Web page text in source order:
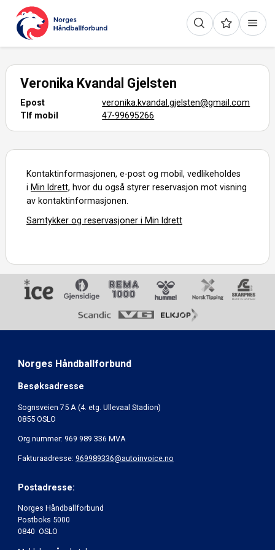
Veronika Kvandal Gjelsten
Epost
veronika.kvandal.gjelsten@gmail.com
Tlf mobil
47-99695266
Kontaktinformasjonen, e-post og mobil, vedlikeholdes
i Min Idrett, hvor du også styrer reservasjon mot visning
av kontaktinformasjonen.
Samtykker og reservasjoner i Min Idrett
Norges Håndballforbund
Besøksadresse
Sognsveien 75 A (4. etg. Ullevaal Stadion)
0855 OSLO
Org.nummer: 969 989 336 MVA
Fakturaadresse: 969989336@autoinvoice.no
Postadresse:
Norges Håndballforbund
Postboks 5000
0840 OSLO